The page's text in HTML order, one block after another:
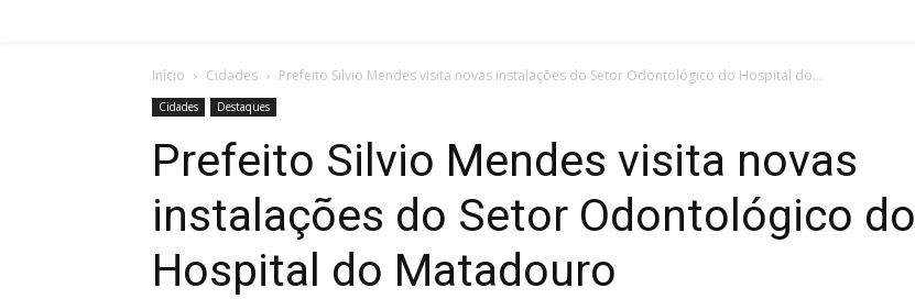
Início Cidades Prefeito Silvio Mendes visita novas instalações do Setor Odontológico do Hospital do...
Cidades Destaques
Prefeito Silvio Mendes visita novas
instalações do Setor Odontológico do
Hospital do Matadouro